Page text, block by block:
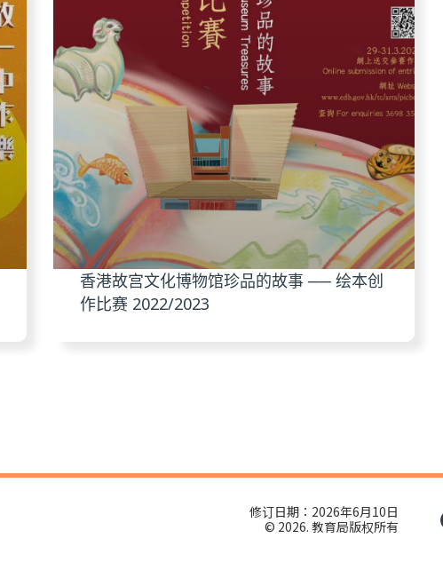
香港故宫文化博物馆珍品的故事 ── 绘本创
作比赛 2022/2023
修订日期：2026年6月10日
© 2026. 教育局版权所有